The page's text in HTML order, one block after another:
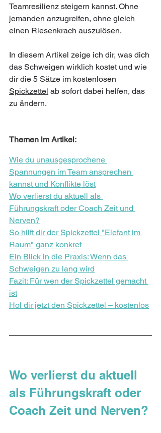
Teamresilienz steigern kannst. Ohne
jemanden anzugreifen, ohne gleich
einen Riesenkrach auszulösen.
In diesem Artikel zeige ich dir, was dich
das Schweigen wirklich kostet und wie
dir die 5 Sätze im kostenlosen
Spickzettel ab sofort dabei helfen, das
zu ändern.
Themen im Artikel:
Wie du unausgesprochene
Spannungen im Team ansprechen
kannst und Konflikte löst
Wo verlierst du aktuell als
Führungskraft oder Coach Zeit und
Nerven?
So hilft dir der Spickzettel "Elefant im
Raum" ganz konkret
Ein Blick in die Praxis: Wenn das
Schweigen zu lang wird
Fazit: Für wen der Spickzettel gemacht
ist
Hol dir jetzt den Spickzettel – kostenlos
Wo verlierst du aktuell
als Führungskraft oder
Coach Zeit und Nerven?